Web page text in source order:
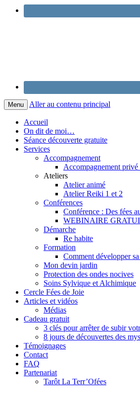
Menu Aller au contenu principal
Accueil
On dit de moi…
Séance découverte gratuite
Services
Accompagnement
Accompagnement privé
Ateliers
Atelier animé
Atelier Reiki 1 et 2
Conférences
Conférence : Des fées
WEBINAIRE GRATUIT
Démarche
Re habite
Formation
Comment développer
Mon devin jardin
Protection des ondes nocives
Soins Sylvique et Alchimique
Cercle Fées de Joie
Articles et vidéos
Médias
Cadeau gratuit
3 clés pour arrêter de subir
8 jours de découvertes des
Témoignages
Contact
FAQ
Partenariat
Tarôt La Terr’Ofées